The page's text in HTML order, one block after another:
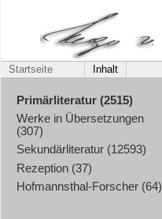
Startseite Inhalt
Primärliteratur (2515)
Werke in Übersetzungen
(307)
Sekundärliteratur (12593)
Rezeption (37)
Hofmannsthal-Forscher (64)